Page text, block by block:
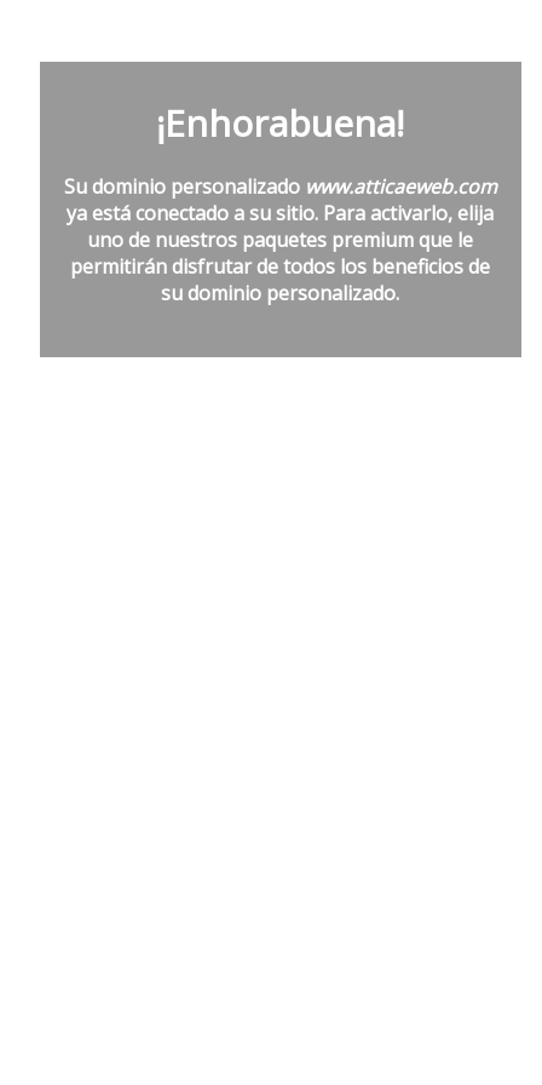
¡Enhorabuena!
Su dominio personalizado www.atticaeweb.com
ya está conectado a su sitio. Para activarlo, elija
uno de nuestros paquetes premium que le
permitirán disfrutar de todos los beneficios de
su dominio personalizado.